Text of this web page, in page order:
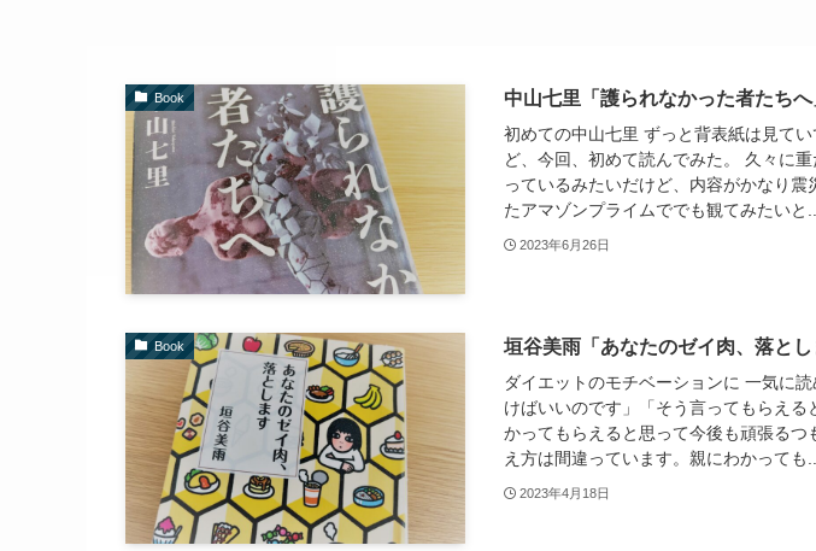
Book 中山七里「護られなかった者たちへ
初めての中山七里 ずっと背表紙は見て
ど、今回、初めて読んでみた。 久々に
っているみたいだけど、内容がかなり震
たアマゾンプライムででも観てみたいと...
2023年6月26日
Book 垣谷美雨「あなたのゼイ肉、落とし
ダイエットのモチベーションに 一気に
けばいいのです」「そう言ってもらえ
かってもらえると思って今後も頑張る
え方は間違っています。親にわかっても...
2023年4月18日